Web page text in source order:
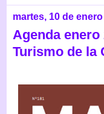
martes, 10 de
Agenda
Turismo de la